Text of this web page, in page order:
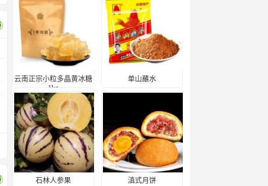
云南正宗小粒多晶黄冰糖
1kg
单山蘸水
石林人参果 滇式月饼